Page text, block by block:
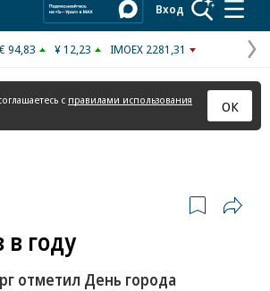
Вход
€ 94,83 ¥ 12,23 IMOEX 2281,31
с правилами использования
ОК
в году
отметил День города